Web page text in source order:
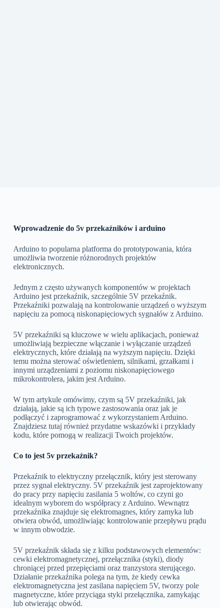
Wprowadzenie do 5v przekaźników i arduino
Arduino to popularna platforma do prototypowania, która
umożliwia tworzenie różnorodnych projektów
elektronicznych.
Jednym z często używanych komponentów w projektach
Arduino jest przekaźnik, szczególnie 5V przekaźnik.
Przekaźniki pozwalają na kontrolowanie urządzeń o wyższym
napięciu za pomocą niskonapięciowych sygnałów z Arduino.
5V przekaźniki są kluczowe w wielu aplikacjach, ponieważ
umożliwiają bezpieczne włączanie i wyłączanie urządzeń
elektrycznych, które działają na wyższym napięciu. Dzięki
temu można sterować oświetleniem, silnikami, grzałkami i
innymi urządzeniami z poziomu niskonapięciowego
mikrokontrolera, jakim jest Arduino.
W tym artykule omówimy, czym są 5V przekaźniki, jak
działają, jakie są ich typowe zastosowania oraz jak je
podłączyć i zaprogramować z wykorzystaniem Arduino.
Znajdziesz tutaj również przydatne wskazówki i przykłady
kodu, które pomogą w realizacji Twoich projektów.
Co to jest 5v przekaźnik?
Przekaźnik to elektryczny przełącznik, który jest sterowany
przez sygnał elektryczny. 5V przekaźnik jest zaprojektowany
do pracy przy napięciu zasilania 5 woltów, co czyni go
idealnym wyborem do współpracy z Arduino. Wewnątrz
przekaźnika znajduje się elektromagnes, który zamyka lub
otwiera obwód, umożliwiając kontrolowanie przepływu prądu
w innym obwodzie.
5V przekaźnik składa się z kilku podstawowych elementów:
cewki elektromagnetycznej, przełącznika (styki), diody
chroniącej przed przepięciami oraz tranzystora sterującego.
Działanie przekaźnika polega na tym, że kiedy cewka
elektromagnetyczna jest zasilana napięciem 5V, tworzy pole
magnetyczne, które przyciąga styki przełącznika, zamykając
lub otwierając obwód.